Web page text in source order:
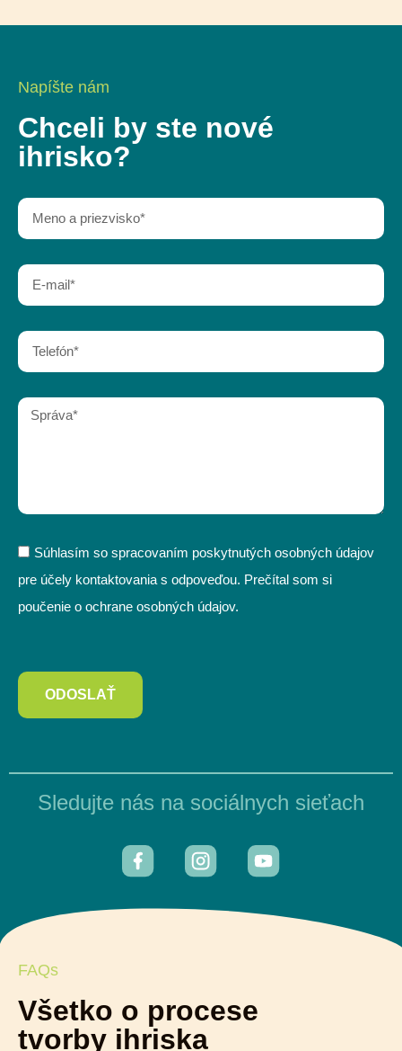
Napíšte nám
Chceli by ste nové
ihrisko?
Súhlasím so spracovaním poskytnutých osobných údajov
pre účely kontaktovania s odpoveďou. Prečítal som si
poučenie o ochrane osobných údajov.
ODOSLAŤ
Sledujte nás na sociálnych sieťach
FAQs
Všetko o procese
tvorby ihriska